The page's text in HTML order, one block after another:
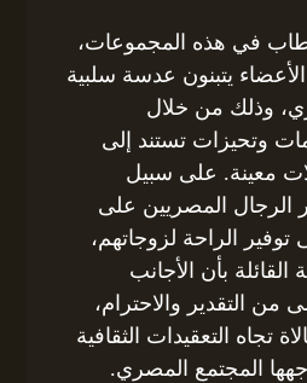
في هذه المجموعات،
يتبنون عدسة سلبية
وذلك من خلال
وتحيزات تستند إلى
معينة. على سبيل
الرجال المصريين على
توفير الراحة لزوجاتهم،
بأن الأجانب
التقدير والاحترام،
تجاه التعقيدات الثقافية
المجتمع المصري.